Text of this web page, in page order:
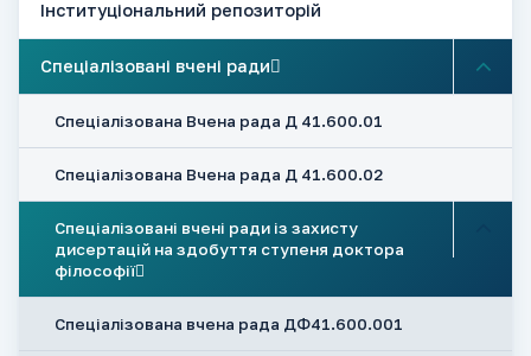
Інституціональний репозиторій
Спеціалізовані вчені ради
Спеціалізована Вчена рада Д 41.600.01
Спеціалізована Вчена рада Д 41.600.02
Спеціалізовані вчені ради із захисту
дисертацій на здобуття ступеня доктора
філософії
Спеціалізована вчена рада ДФ41.600.001